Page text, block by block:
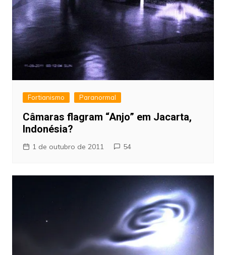
Fortianismo Paranormal
Câmaras flagram “Anjo” em Jacarta,
Indonésia?
1 de outubro de 2011 54